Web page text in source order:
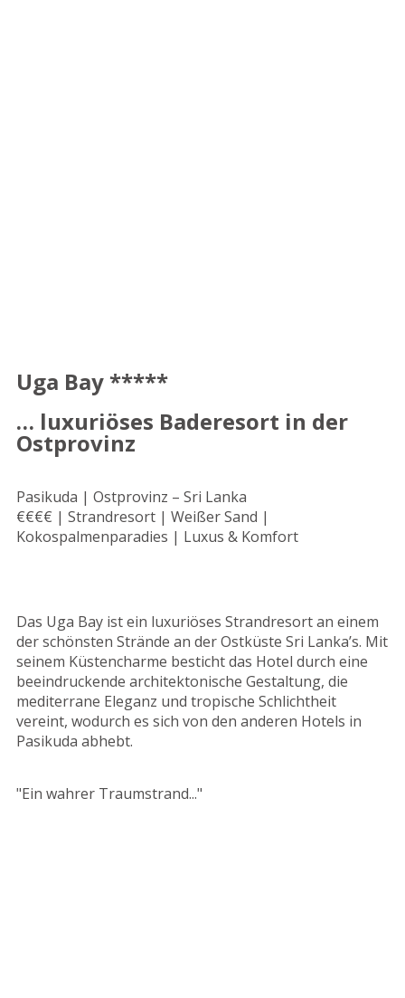
Uga Bay *****
… luxuriöses Baderesort in der
Ostprovinz
Pasikuda | Ostprovinz – Sri Lanka
€€€€ | Strandresort | Weißer Sand |
Kokospalmenparadies | Luxus & Komfort
Das Uga Bay ist ein luxuriöses Strandresort an einem
der schönsten Strände an der Ostküste Sri Lanka’s. Mit
seinem Küstencharme besticht das Hotel durch eine
beeindruckende architektonische Gestaltung, die
mediterrane Eleganz und tropische Schlichtheit
vereint, wodurch es sich von den anderen Hotels in
Pasikuda abhebt.
"Ein wahrer Traumstrand..."